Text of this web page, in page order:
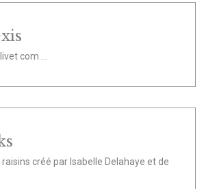
com ...
créé par Isabelle Delahaye et de